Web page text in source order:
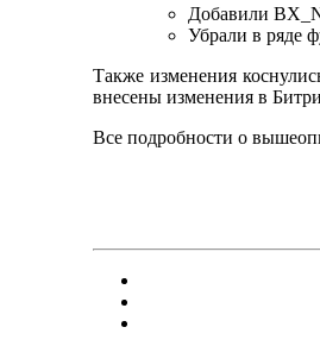
Добавили
Убрали в ряде
Также изменения
внесены изменения в
Все подробности о